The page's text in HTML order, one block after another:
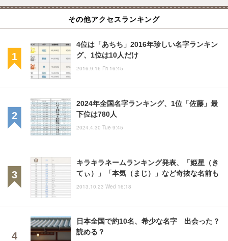
その他アクセスランキング
4位は「あちち」2016年珍しい名字ランキン
グ、1位は10人だけ
2016.9.16 Fri 16:45
2024年全国名字ランキング、1位「佐藤」最
下位は780人
2024.4.30 Tue 9:45
キラキラネームランキング発表、「姫星（き
てぃ）」「本気（まじ）」など奇抜な名前も
2013.10.23 Wed 16:18
日本全国で約10名、希少な名字 出会った？
読める？